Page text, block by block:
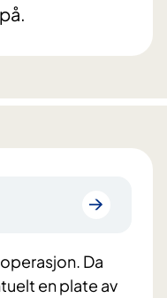
Da
en plate av